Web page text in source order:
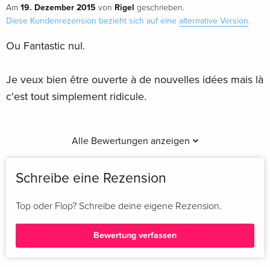
Am 19. Dezember 2015 von Rigel geschrieben.
Diese Kundenrezension bezieht sich auf eine alternative Version.
Ou Fantastic nul.
Je veux bien être ouverte à de nouvelles idées mais là
c'est tout simplement ridicule.
Alle Bewertungen anzeigen
Schreibe eine Rezension
Top oder Flop? Schreibe deine eigene Rezension.
Bewertung verfassen